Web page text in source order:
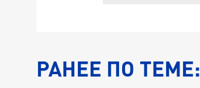
РАНЕЕ ПО ТЕМЕ: